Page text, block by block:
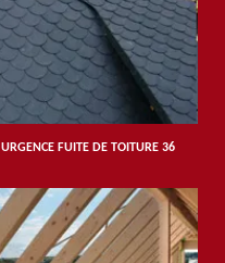
URGENCE FUITE DE TOITURE 36